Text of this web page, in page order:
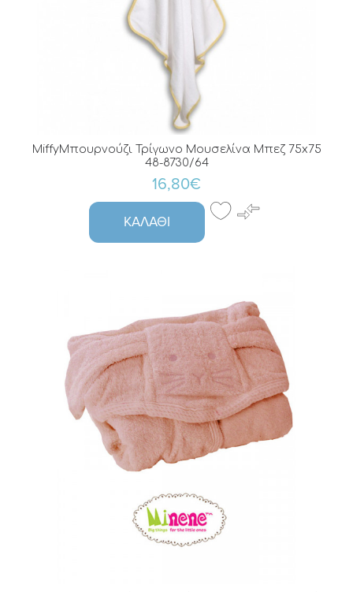
MiffyΜπουρνούζι Τρίγωνο Μουσελίνα Μπεζ 75x75
48-8730/64
16,80€
ΚΑΛΆΘΙ